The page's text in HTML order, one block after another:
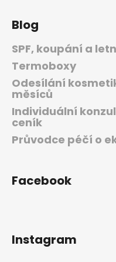
Blog
SPF, koupání a
Termoboxy
Odesílání
měsíců
Individuální
ceník
Průvodce péčí o
Facebook
Instagram